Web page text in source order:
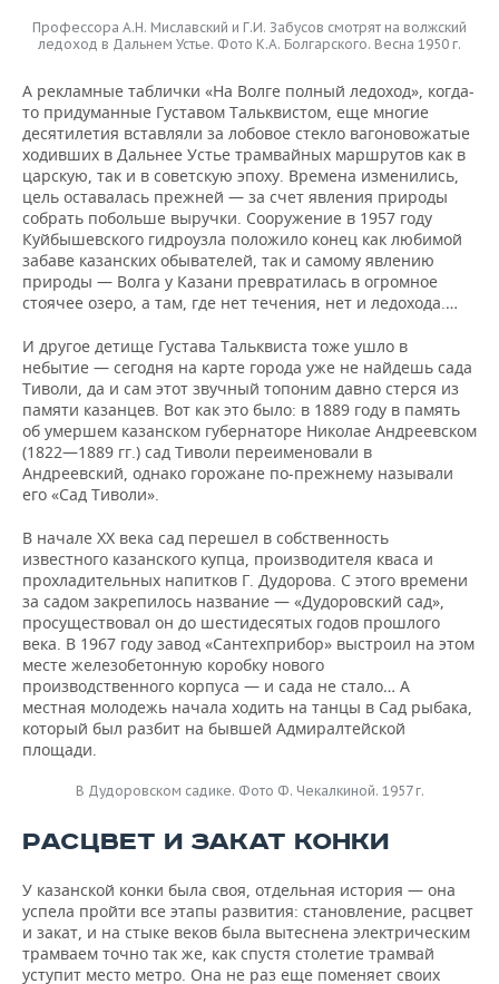
Профессора А.Н. Миславский и Г.И. Забусов смотрят на волжский
ледоход в Дальнем Устье. Фото К.А. Болгарского. Весна 1950 г.
А рекламные таблички «На Волге полный ледоход», когда-
то придуманные Густавом Тальквистом, еще многие
десятилетия вставляли за лобовое стекло вагоновожатые
ходивших в Дальнее Устье трамвайных маршрутов как в
царскую, так и в советскую эпоху. Времена изменились,
цель оставалась прежней — за счет явления природы
собрать побольше выручки. Сооружение в 1957 году
Куйбышевского гидроузла положило конец как любимой
забаве казанских обывателей, так и самому явлению
природы — Волга у Казани превратилась в огромное
стоячее озеро, а там, где нет течения, нет и ледохода.…
И другое детище Густава Тальквиста тоже ушло в
небытие — сегодня на карте города уже не найдешь сада
Тиволи, да и сам этот звучный топоним давно стерся из
памяти казанцев. Вот как это было: в 1889 году в память
об умершем казанском губернаторе Николае Андреевском
(1822—1889 гг.) сад Тиволи переименовали в
Андреевский, однако горожане по-прежнему называли
его «Сад Тиволи».
В начале ХХ века сад перешел в собственность
известного казанского купца, производителя кваса и
прохладительных напитков Г. Дудорова. С этого времени
за садом закрепилось название — «Дудоровский сад»,
просуществовал он до шестидесятых годов прошлого
века. В 1967 году завод «Сантехприбор» выстроил на этом
месте железобетонную коробку нового
производственного корпуса — и сада не стало… А
местная молодежь начала ходить на танцы в Сад рыбака,
который был разбит на бывшей Адмиралтейской
площади.
В Дудоровском садике. Фото Ф. Чекалкиной. 1957 г.
РАСЦВЕТ И ЗАКАТ КОНКИ
У казанской конки была своя, отдельная история — она
успела пройти все этапы развития: становление, расцвет
и закат, и на стыке веков была вытеснена электрическим
трамваем точно так же, как спустя столетие трамвай
уступит место метро. Она не раз еще поменяет своих